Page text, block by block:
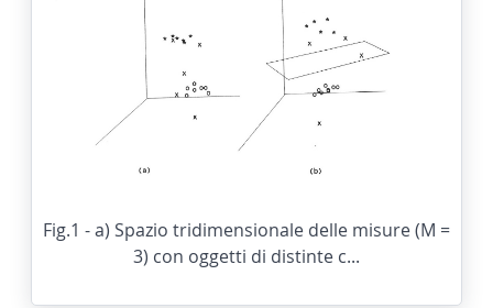
Fig.1 - a) Spazio tridimensionale delle misure (M =
3) con oggetti di distinte c...